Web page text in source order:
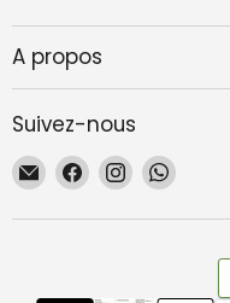
A propos
Suivez-nous
Email
Magie
Trouvez-
nous
sur
Trouvez-
nous
sur
Trouvez-
sur